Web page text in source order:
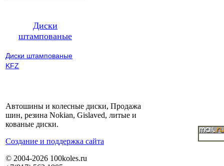
Диски
штампованые
Диски штампованые
KFZ
Автошины и колесные диски, Продажа
шин, резина Nokian, Gislaved, литые и
кованые диски.
Cоздание и поддержка сайта
© 2004-2026 100koles.ru